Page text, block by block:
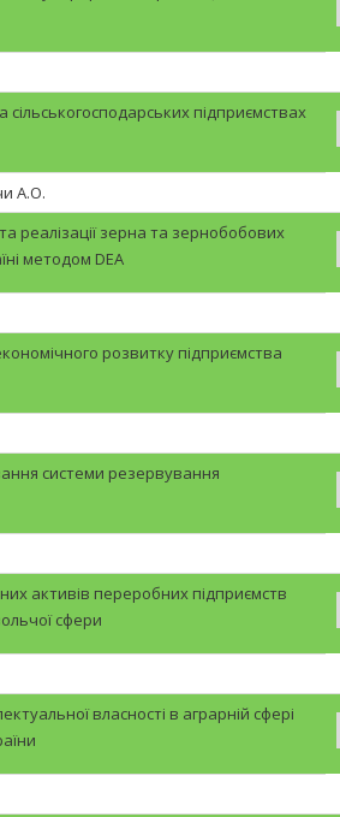
сільськогосподарських підприємствах
А.О.
реалізації зерна та зернобобових
методом DEA
розвитку підприємства
системи резервування
активів переробних підприємств
сфери
власності в аграрній сфері